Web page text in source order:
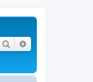
Rechercher